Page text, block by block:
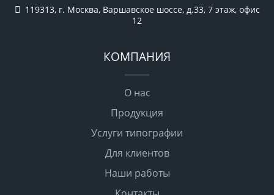
119313, г. Москва, Варшавское шоссе, д.33, 7 этаж, офис
12
КОМПАНИЯ
О нас
Продукция
Услуги типографии
Для клиентов
Наши работы